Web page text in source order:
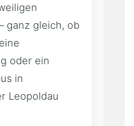
ganz gleich, ob
oder ein
in
Leopoldau